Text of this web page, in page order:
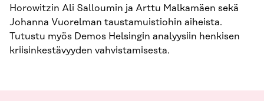
Horowitzin Ali Salloumin ja Arttu Malkamäen sekä
Johanna Vuorelman taustamuistiohin aiheista.
Tutustu myös Demos Helsingin analyysiin henkisen
kriisinkestävyyden vahvistamisesta.